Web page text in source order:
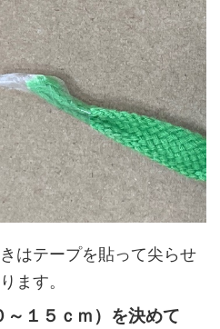
はテープを貼って尖らせ
ます。
～１５ｃｍ）を決めて